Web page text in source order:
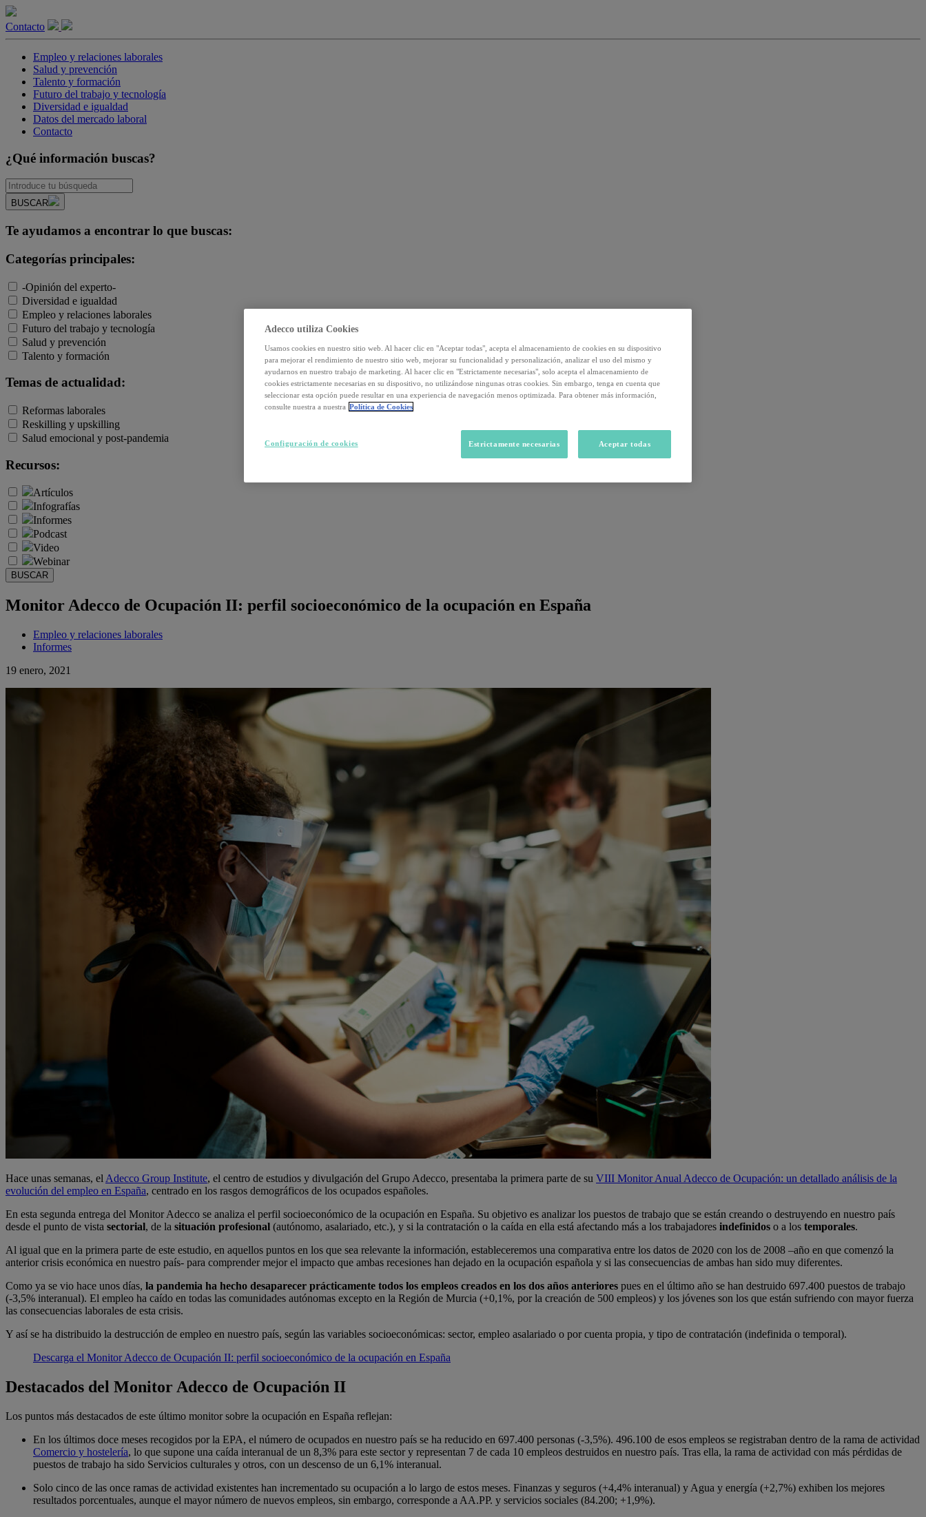
Contacto
Empleo y relaciones laborales
Salud y prevención
Talento y formación
Futuro del trabajo y tecnología
Diversidad e igualdad
Datos del mercado laboral
Contacto
¿Qué información buscas?
BUSCAR
Te ayudamos a encontrar lo que buscas:
Categorías principales:
-Opinión del experto-
Diversidad e igualdad
Empleo y relaciones laborales
Futuro del trabajo y tecnología
Salud y prevención
Talento y formación
Temas de actualidad:
Reformas laborales
Reskilling y upskilling
Salud emocional y post-pandemia
Recursos:
Artículos
Infografías
Informes
Podcast
Video
Webinar
BUSCAR
Monitor Adecco de Ocupación II: perfil socioeconómico de la ocupación en España
Empleo y relaciones laborales
Informes
19 enero, 2021
Hace unas semanas, el Adecco Group Institute, el centro de estudios y divulgación del Grupo Adecco, presentaba la primera parte de su VIII Monitor Anual Adecco de Ocupación: un detallado análisis de la
evolución del empleo en España, centrado en los rasgos demográficos de los ocupados españoles.
En esta segunda entrega del Monitor Adecco se analiza el perfil socioeconómico de la ocupación en España. Su objetivo es analizar los puestos de trabajo que se están creando o destruyendo en nuestro país
desde el punto de vista sectorial, de la situación profesional (autónomo, asalariado, etc.), y si la contratación o la caída en ella está afectando más a los trabajadores indefinidos o a los temporales.
Al igual que en la primera parte de este estudio, en aquellos puntos en los que sea relevante la información, estableceremos una comparativa entre los datos de 2020 con los de 2008 –año en que comenzó la
anterior crisis económica en nuestro país- para comprender mejor el impacto que ambas recesiones han dejado en la ocupación española y si las consecuencias de ambas han sido muy diferentes.
Como ya se vio hace unos días, la pandemia ha hecho desaparecer prácticamente todos los empleos creados en los dos años anteriores pues en el último año se han destruido 697.400 puestos de trabajo
(-3,5% interanual). El empleo ha caído en todas las comunidades autónomas excepto en la Región de Murcia (+0,1%, por la creación de 500 empleos) y los jóvenes son los que están sufriendo con mayor fuerza
las consecuencias laborales de esta crisis.
Y así se ha distribuido la destrucción de empleo en nuestro país, según las variables socioeconómicas: sector, empleo asalariado o por cuenta propia, y tipo de contratación (indefinida o temporal).
Descarga el Monitor Adecco de Ocupación II: perfil socioeconómico de la ocupación en España
Destacados del Monitor Adecco de Ocupación II
Los puntos más destacados de este último monitor sobre la ocupación en España reflejan:
En los últimos doce meses recogidos por la EPA, el número de ocupados en nuestro país se ha reducido en 697.400 personas (-3,5%). 496.100 de esos empleos se registraban dentro de la rama de actividad
Comercio y hostelería, lo que supone una caída interanual de un 8,3% para este sector y representan 7 de cada 10 empleos destruidos en nuestro país. Tras ella, la rama de actividad con más pérdidas de
puestos de trabajo ha sido Servicios culturales y otros, con un descenso de un 6,1% interanual.
Solo cinco de las once ramas de actividad existentes han incrementado su ocupación a lo largo de estos meses. Finanzas y seguros (+4,4% interanual) y Agua y energía (+2,7%) exhiben los mejores
resultados porcentuales, aunque el mayor número de nuevos empleos, sin embargo, corresponde a AA.PP. y servicios sociales (84.200; +1,9%).
Adecco utiliza Cookies
Usamos cookies en nuestro sitio web. Al hacer clic en "Aceptar todas", acepta el almacenamiento de cookies en su dispositivo
para mejorar el rendimiento de nuestro sitio web, mejorar su funcionalidad y personalización, analizar el uso del mismo y
ayudarnos en nuestro trabajo de marketing. Al hacer clic en "Estrictamente necesarias", solo acepta el almacenamiento de
cookies estrictamente necesarias en su dispositivo, no utilizándose ningunas otras cookies. Sin embargo, tenga en cuenta que
seleccionar esta opción puede resultar en una experiencia de navegación menos optimizada. Para obtener más información,
consulte nuestra a nuestra Política de Cookies
Estrictamente necesarias Aceptar todas
Configuración de cookies